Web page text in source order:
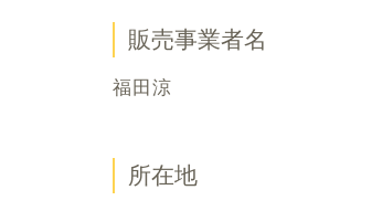
販売事業者名
福田涼
所在地